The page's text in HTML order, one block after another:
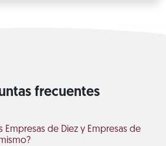
frecuentes
Empresas de Diez y Empresas de